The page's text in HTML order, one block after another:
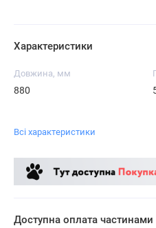
Характеристики
Довжина, мм
880
Всі характеристики
Доступна оплата частинами